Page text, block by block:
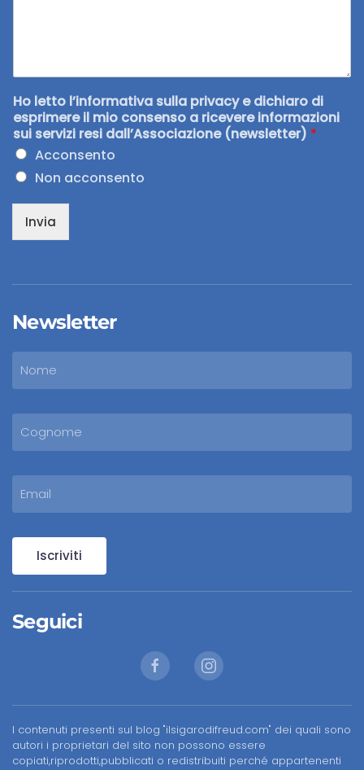
Ho letto l’informativa sulla privacy e dichiaro di
esprimere il mio consenso a ricevere informazioni
sui servizi resi dall’Associazione (newsletter) *
Acconsento
Non acconsento
Invia
Newsletter
Iscriviti
Seguici
I contenuti presenti sul blog "ilsigarodifreud.com" dei quali sono
autori i proprietari del sito non possono essere
copiati,riprodotti,pubblicati o redistribuiti perché appartenenti